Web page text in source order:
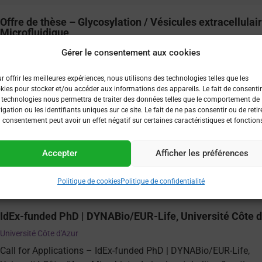
Gérer le consentement aux cookies
offrir les meilleures expériences, nous utilisons des technologies telles que les
pour stocker et/ou accéder aux informations des appareils. Le fait de
technologies nous permettra de traiter des données telles que le comportement de
ou les identifiants uniques sur ce site. Le fait de ne pas consentir ou de
consentement peut avoir un effet négatif sur certaines caractéristiques et
Accepter Afficher les préférences
Politique de cookiesPolitique de confidentialité
Offre de thèse – Glycosylation / Vésicules
Microfluidique
Institut Galien Paris-Saclay (UMR CNRS 8612), Faculté de Pharmacie,
Pour candidater contacter avant le 28 Mars 2026 :
sameh.obeid@universite-paris-saclay.fr
myriam.taverna@universite-paris-saclay.fr Dossier de
CV + Lettre de motivation
IdEx-funded PhD | DYNABio/EUR-Life, Université Côte
Université Côte d'Azur
Call for Applications – IdEx-funded PhD | DYNABio/EUR-Life,